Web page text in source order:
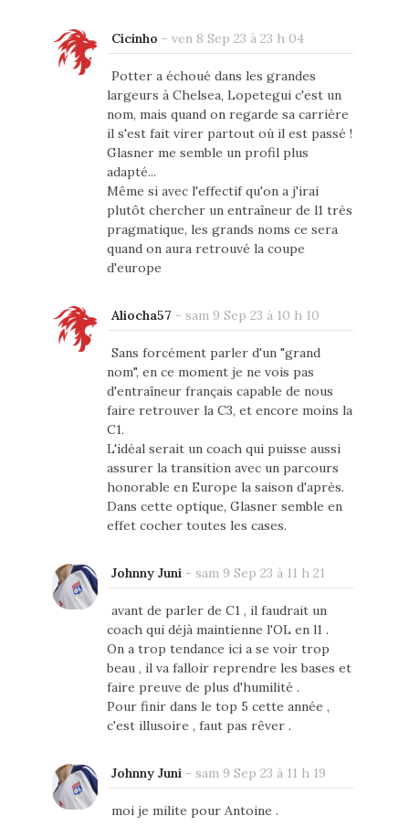
Cicinho - ven 8 Sep 23 à 23 h 04
Potter a échoué dans les grandes
largeurs à Chelsea, Lopetegui c'est un
nom, mais quand on regarde sa carrière
il s'est fait virer partout où il est passé !
Glasner me semble un profil plus
adapté...
Même si avec l'effectif qu'on a j'irai
plutôt chercher un entraîneur de l1 très
pragmatique, les grands noms ce sera
quand on aura retrouvé la coupe
d'europe
Aliocha57 - sam 9 Sep 23 à 10 h 10
Sans forcément parler d'un "grand
nom", en ce moment je ne vois pas
d'entraîneur français capable de nous
faire retrouver la C3, et encore moins la
C1.
L'idéal serait un coach qui puisse aussi
assurer la transition avec un parcours
honorable en Europe la saison d'après.
Dans cette optique, Glasner semble en
effet cocher toutes les cases.
Johnny Juni - sam 9 Sep 23 à 11 h 21
avant de parler de C1 , il faudrait un
coach qui déjà maintienne l'OL en l1 .
On a trop tendance ici a se voir trop
beau , il va falloir reprendre les bases et
faire preuve de plus d'humilité .
Pour finir dans le top 5 cette année ,
c'est illusoire , faut pas rêver .
Johnny Juni - sam 9 Sep 23 à 11 h 19
moi je milite pour Antoine .